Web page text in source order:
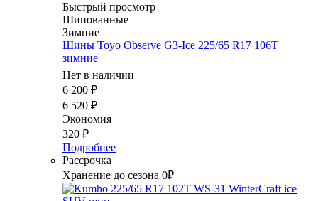
Быстрый просмотр
Шипованные
Зимние
Шины Toyo Observe G3-Ice 225/65 R17 106T
зимние
Нет в наличии
6 200 ₽
6 520 ₽
Экономия
320 ₽
Подробнее
Рассрочка
Хранение до сезона 0₽